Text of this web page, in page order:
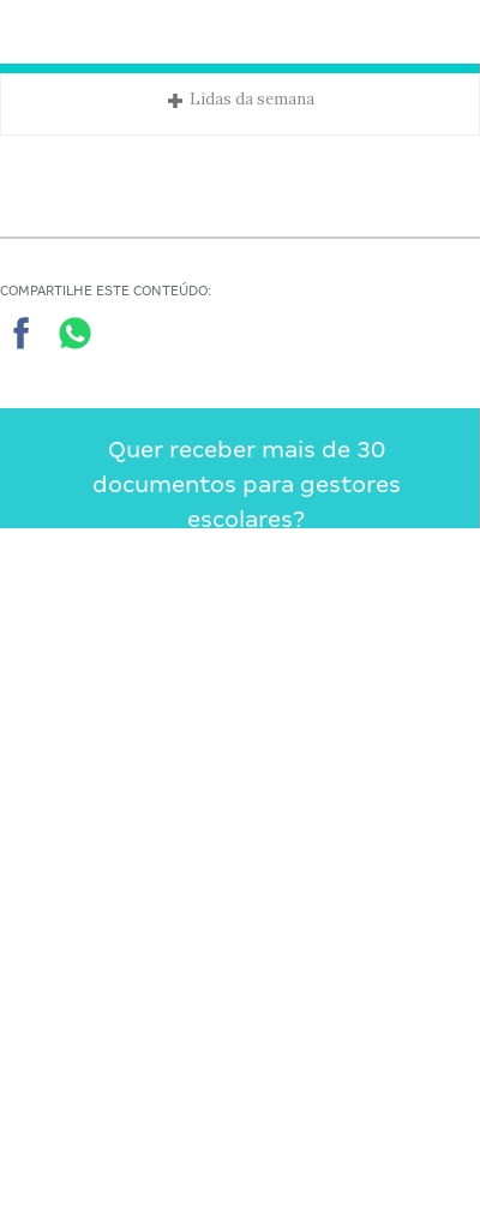
Lidas da semana
COMPARTILHE ESTE CONTEÚDO:
Quer receber mais de 30
documentos para gestores
escolares?